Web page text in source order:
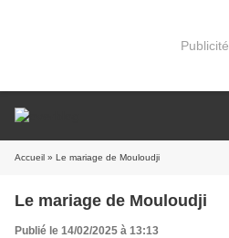
Publicité
Accueil » Le mariage de Mouloudji
Le mariage de Mouloudji
Publié le 14/02/2025 à 13:13